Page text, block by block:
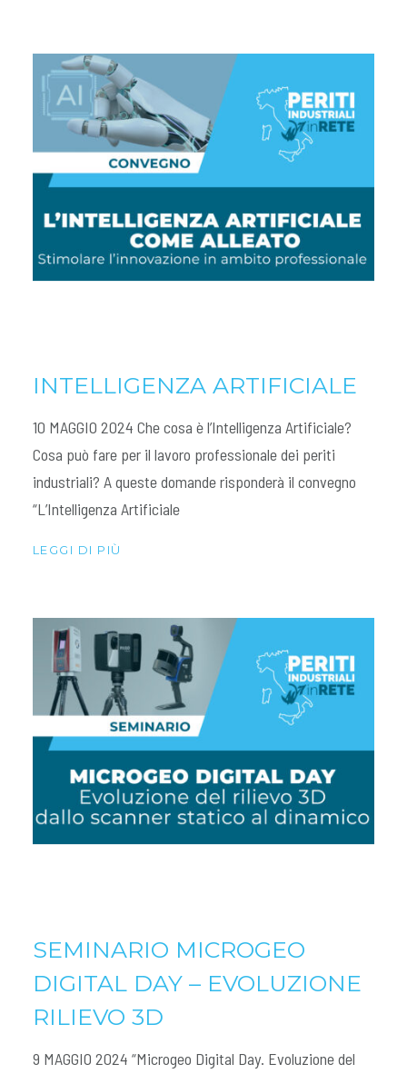
INTELLIGENZA ARTIFICIALE
10 MAGGIO 2024 Che cosa è l’Intelligenza Artificiale?
Cosa può fare per il lavoro professionale dei periti
industriali? A queste domande risponderà il convegno
“L’Intelligenza Artificiale
LEGGI DI PIÙ
SEMINARIO MICROGEO
DIGITAL DAY – EVOLUZIONE
RILIEVO 3D
9 MAGGIO 2024 “Microgeo Digital Day. Evoluzione del